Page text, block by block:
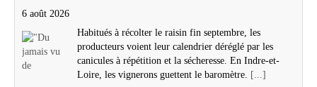
6 août 2026
Habitués à récolter le raisin fin septembre, les
producteurs voient leur calendrier déréglé par les
canicules à répétition et la sécheresse. En Indre-et-
Loire, les vignerons guettent le baromètre. [...]